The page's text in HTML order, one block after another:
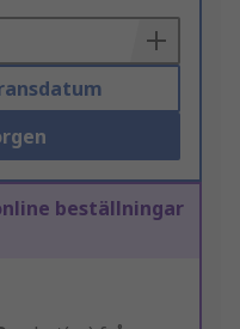
beställningar